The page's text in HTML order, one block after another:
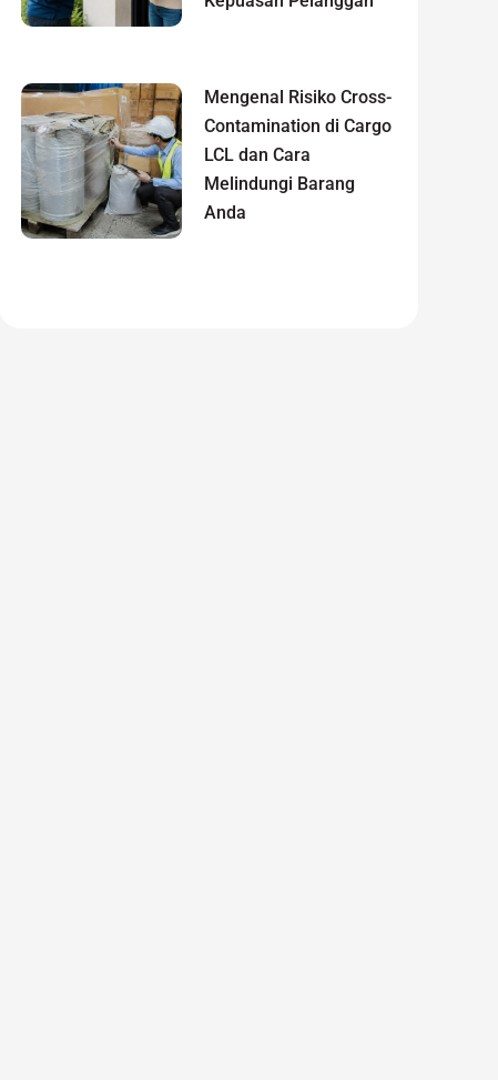
Mengenal Risiko Cross-
Contamination di Cargo
LCL dan Cara
Melindungi Barang
Anda